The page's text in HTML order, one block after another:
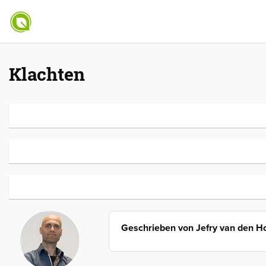
Klachten
Geschrieben von Jefry van den